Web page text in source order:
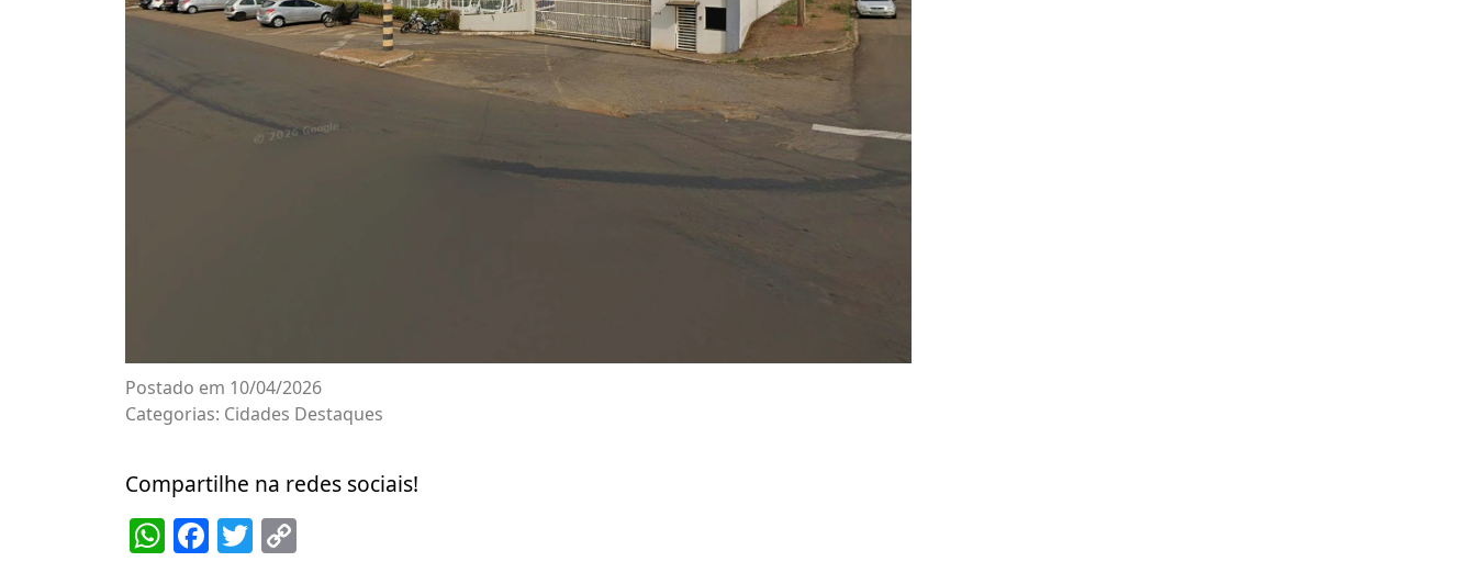
Postado em 10/04/2026
Categorias: Cidades Destaques
Compartilhe na redes sociais!
WhatsApp
Facebook
Twitter